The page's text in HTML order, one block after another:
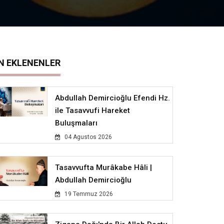
EKLENENLER
Abdullah Demircioğlu Efendi Hz.
ile Tasavvufi Hareket
Buluşmaları
04 Agustos 2026
Tasavvufta Murâkabe Hâli |
Abdullah Demircioğlu
19 Temmuz 2026